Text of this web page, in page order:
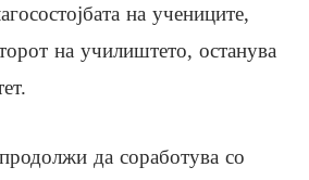
на учениците,
на училиштето, останува
да соработува со